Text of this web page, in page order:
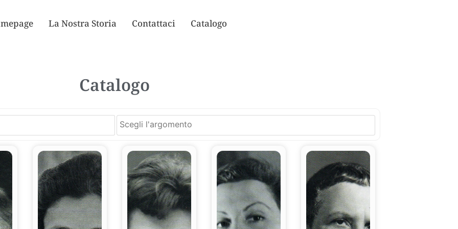
La Nostra Storia Contattaci Catalogo
Catalogo